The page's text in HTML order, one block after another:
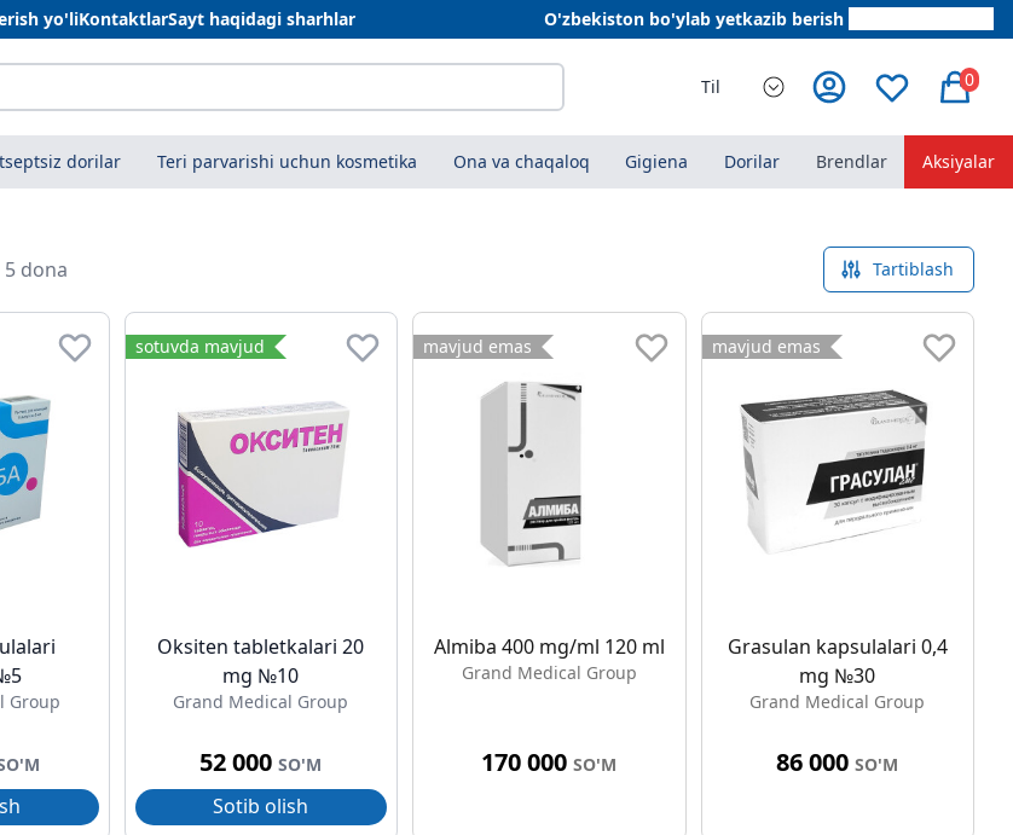
yo'liKontaktlarSayt haqidagi sharhlar O'zbekiston bo'ylab yetkazib berish
Til 0
dorilar Teri parvarishi uchun kosmetika Ona va chaqaloq Gigiena Dorilar Brendlar Aksiyalar
dona Tartiblash
Group
sotuvda mavjud
Oksiten tabletkalari 20
mg №10
Grand Medical Group
52 000SO'M
Sotib olish
mavjud emas
Almiba 400 mg/ml 120 ml
Grand Medical Group
170 000SO'M
mavjud emas
Grasulan kapsulalari 0,4
mg №30
Grand Medical Group
86 000SO'M